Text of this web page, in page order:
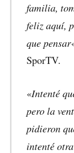
familia,
feliz aquí,
que pensar
SporTV.
«Intenté
pero la
pidieron
intenté